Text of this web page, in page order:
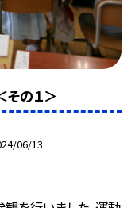
その１＞
06/13